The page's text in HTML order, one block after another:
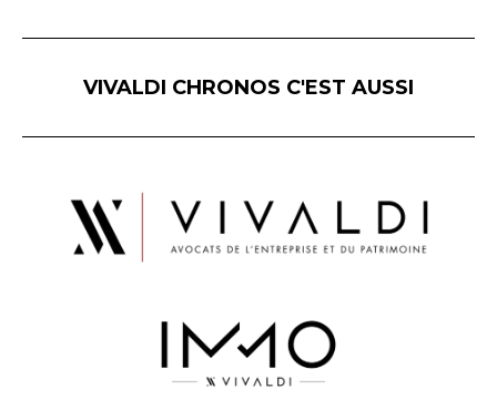
VIVALDI CHRONOS C'EST AUSSI